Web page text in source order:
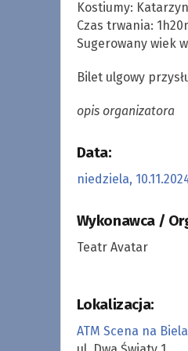
Kostiumy:
Czas trwania:
Sugerowany wiek
Bilet ulgowy
opis organizatora
Data:
niedziela,
Wykonawca /
Teatr Avatar
Lokalizacja:
ATM Scena na